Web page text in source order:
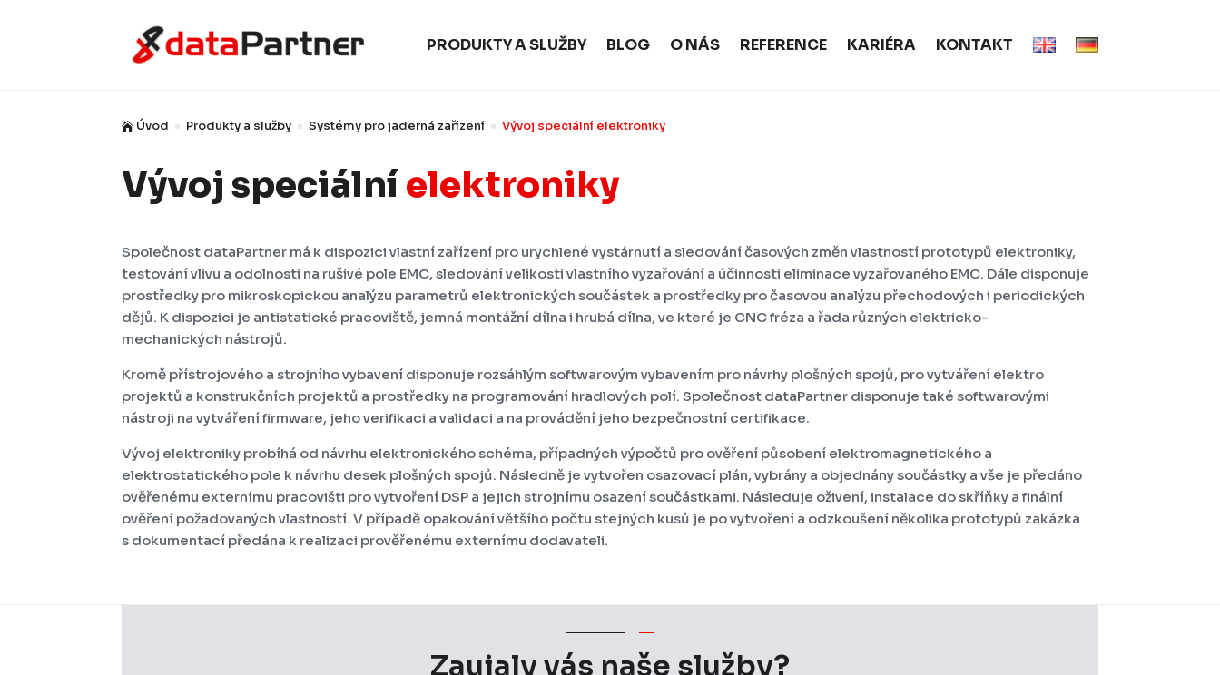
PRODUKTY A SLUŽBY BLOG O NÁS REFERENCE KARIÉRA KONTAKT
 Úvod ^ Produkty a služby ^ Systémy pro jaderná zařízení ^ Vývoj speciální elektroniky
Vývoj speciálníelektroniky
Společnost dataPartner má k dispozici vlastní zařízení pro urychlené vystárnutí a sledování časových změn vlastností prototypů elektroniky,
testování vlivu a odolnosti na rušivé pole EMC, sledování velikosti vlastního vyzařování a účinnosti eliminace vyzařovaného EMC. Dále disponuje
prostředky pro mikroskopickou analýzu parametrů elektronických součástek a prostředky pro časovou analýzu přechodových i periodických
dějů. K dispozici je antistatické pracoviště, jemná montážní dílna i hrubá dílna, ve které je CNC fréza a řada různých elektricko-
mechanických nástrojů.
Kromě přístrojového a strojního vybavení disponuje rozsáhlým softwarovým vybavením pro návrhy plošných spojů, pro vytváření elektro
projektů a konstrukčních projektů a prostředky na programování hradlových polí. Společnost dataPartner disponuje také softwarovými
nástroji na vytváření firmware, jeho verifikaci a validaci a na provádění jeho bezpečnostní certifikace.
Vývoj elektroniky probíhá od návrhu elektronického schéma, případných výpočtů pro ověření působení elektromagnetického a
elektrostatického pole k návrhu desek plošných spojů. Následně je vytvořen osazovací plán, vybrány a objednány součástky a vše je předáno
ověřenému externímu pracovišti pro vytvoření DSP a jejich strojnímu osazení součástkami. Následuje oživení, instalace do skříňky a finální
ověření požadovaných vlastností. V případě opakování většího počtu stejných kusů je po vytvoření a odzkoušení několika prototypů zakázka
s dokumentací předána k realizaci prověřenému externímu dodavateli.
Zaujaly vás naše služby?